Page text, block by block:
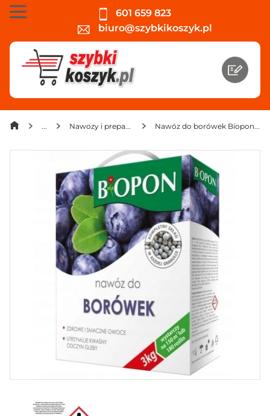
601 659 823
biuro@szybkikoszyk.pl
Nawozy i preparaty Nawóz do borówek Biopon 3 kg